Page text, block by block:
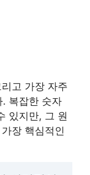
고 가장 자주
. 복잡한 숫자
있지만, 그 원
장 핵심적인